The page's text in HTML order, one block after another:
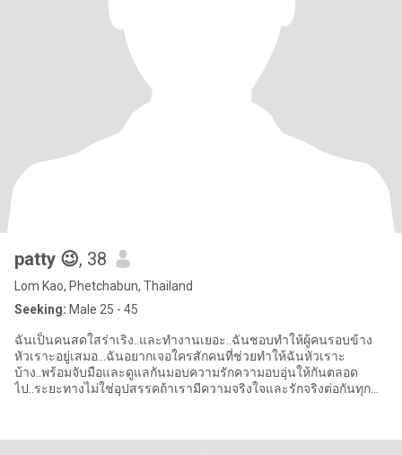
patty 😉, 38
Lom Kao, Phetchabun, Thailand
Seeking: Male 25 - 45
ฉันเป็นคนสดใสร่าเริง..และทำงานเยอะ..ฉันชอบทำให้ผู้คนรอบข้าง
หัวเราะอยู่เสมอ...ฉันอยากเจอใครสักคนที่ช่วยทำให้ฉันหัวเราะ
บ้าง..พร้อมจับมือและดูแลกันมอบความรักความอบอุ่นให้กันตลอด
ไป..ระยะทางไม่ใช่อุปสรรคถ้าเรามีความจริงใจและรักจริงต่อกันทุก